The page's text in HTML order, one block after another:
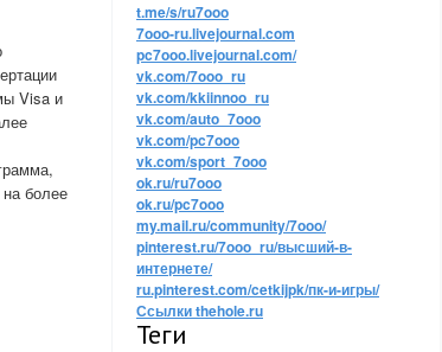
t.me/s/ru7ooo
7ooo-ru.livejournal.com
pc7ooo.livejournal.com/
vk.com/7ooo_ru
vk.com/kkiinnoo_ru
vk.com/auto_7ooo
vk.com/pc7ooo
vk.com/sport_7ooo
ok.ru/ru7ooo
ok.ru/pc7ooo
my.mail.ru/community/7ooo/
pinterest.ru/7ooo_ru/высший-в-
интернете/
ru.pinterest.com/cetkijpk/пк-и-игры/
Ссылки thehole.ru
Теги
Visa и
более